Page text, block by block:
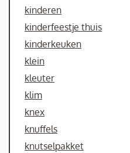
kinderen
kinderfeestje thuis
kinderkeuken
klein
kleuter
klim
knex
knuffels
knutselpakket